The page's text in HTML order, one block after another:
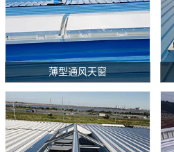
薄型通风天窗